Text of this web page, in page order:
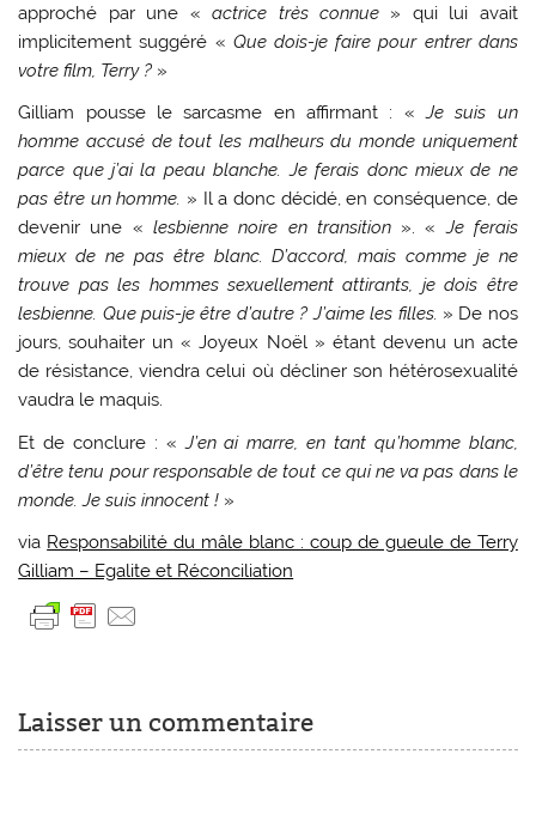
approché par une «actrice très connue» qui lui avait
implicitement suggéré « Que dois-je faire pour entrer dans
votre film, Terry ? »
Gilliam pousse le sarcasme en affirmant : «Je suis un
homme accusé de tout les malheurs du monde uniquement
parce que j’ai la peau blanche. Je ferais donc mieux de ne
pas être un homme. » Il a donc décidé, en conséquence, de
devenir une « lesbienne noire en transition». «Je ferais
mieux de ne pas être blanc. D’accord, mais comme je ne
trouve pas les hommes sexuellement attirants, je dois être
lesbienne. Que puis-je être d’autre ? J’aime les filles. » De nos
jours, souhaiter un « Joyeux Noël » étant devenu un acte
de résistance, viendra celui où décliner son hétérosexualité
vaudra le maquis.
Et de conclure : «J’en ai marre, en tant qu’homme blanc,
d’être tenu pour responsable de tout ce qui ne va pas dans le
monde. Je suis innocent ! »
via Responsabilité du mâle blanc : coup de gueule de Terry
Gilliam – Egalite et Réconciliation
Laisser un commentaire